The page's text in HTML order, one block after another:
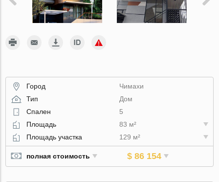
Город
Чимахи
Тип
Дом
Спален
5
Площадь
83 м²
Площадь участка
129 м²
полная стоимость $ 86 154